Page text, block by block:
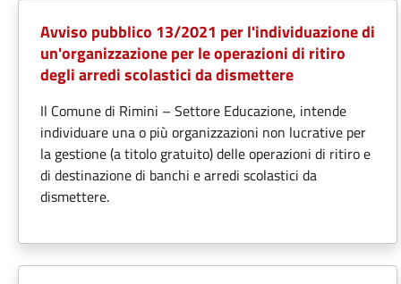
Avviso pubblico 13/2021 per l'individuazione di
un'organizzazione per le operazioni di ritiro
degli arredi scolastici da dismettere
Il Comune di Rimini – Settore Educazione, intende
individuare una o più organizzazioni non lucrative per
la gestione (a titolo gratuito) delle operazioni di ritiro e
di destinazione di banchi e arredi scolastici da
dismettere.